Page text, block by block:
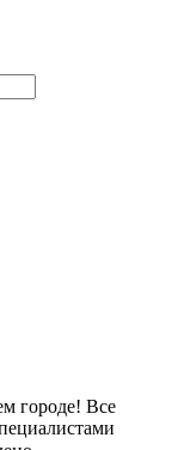
городе! Все